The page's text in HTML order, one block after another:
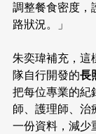
調整餐食密度，
路狀況。」
朱奕瑋補充，這
隊自行開發的長
把每位專業的紀
師、護理師、治
一份資料，減少